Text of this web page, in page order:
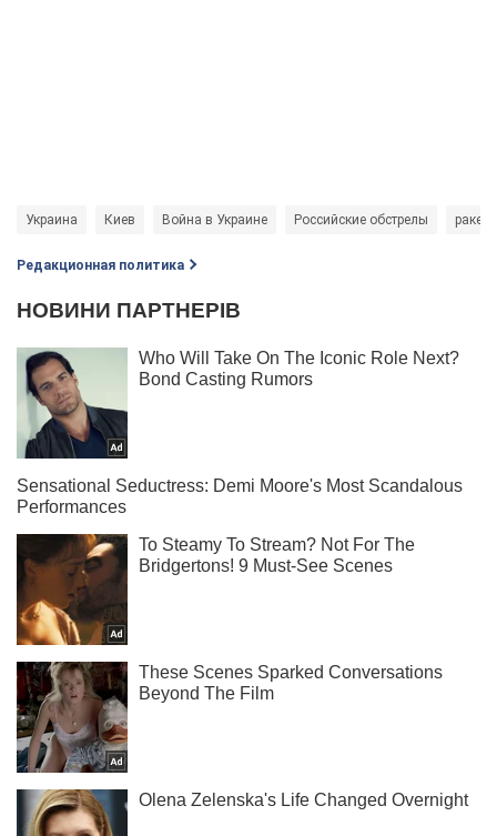
Украина Киев Война в Украине Российские обстрелы ракеты
Редакционная политика